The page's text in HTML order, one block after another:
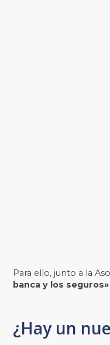
Para ello, junto a la
banca y los seguros»
¿Hay un